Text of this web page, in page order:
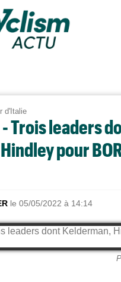
d'Italie
Trois leaders
pour
le 05/05/2022 à 14:14